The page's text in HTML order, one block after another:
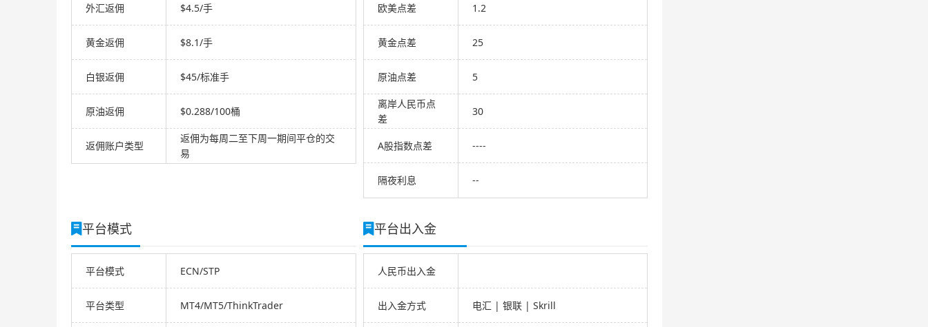
外汇返佣 $4.5/手
黄金返佣 $8.1/手
白银返佣 $45/标准手
原油返佣 $0.288/100桶
返佣账户类型
返佣为每周二至下周一期间平仓的交
易
欧美点差 1.2
黄金点差 25
原油点差 5
离岸人民币点
差
30
A股指数点差 ----
隔夜利息 --
平台模式
平台模式 ECN/STP
平台类型 MT4/MT5/ThinkTrader
平台出入金
人民币出入金
出入金方式 电汇 | 银联 | Skrill